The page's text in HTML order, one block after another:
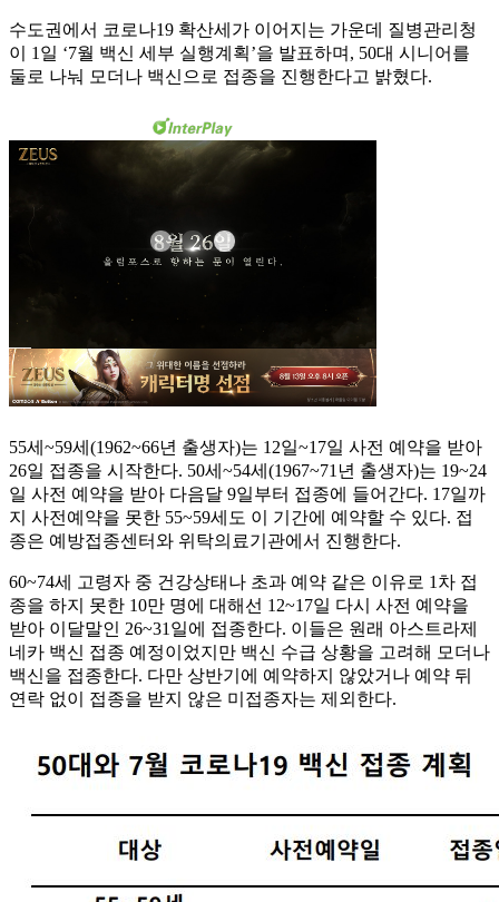
수도권에서 코로나19 확산세가 이어지는 가운데 질병관리청
이 1일 ‘7월 백신 세부 실행계획’을 발표하며, 50대 시니어를
둘로 나눠 모더나 백신으로 접종을 진행한다고 밝혔다.
55세~59세(1962~66년 출생자)는 12일~17일 사전 예약을 받아
26일 접종을 시작한다. 50세~54세(1967~71년 출생자)는 19~24
일 사전 예약을 받아 다음달 9일부터 접종에 들어간다. 17일까
지 사전예약을 못한 55~59세도 이 기간에 예약할 수 있다. 접
종은 예방접종센터와 위탁의료기관에서 진행한다.
60~74세 고령자 중 건강상태나 초과 예약 같은 이유로 1차 접
종을 하지 못한 10만 명에 대해선 12~17일 다시 사전 예약을
받아 이달말인 26~31일에 접종한다. 이들은 원래 아스트라제
네카 백신 접종 예정이었지만 백신 수급 상황을 고려해 모더나
백신을 접종한다. 다만 상반기에 예약하지 않았거나 예약 뒤
연락 없이 접종을 받지 않은 미접종자는 제외한다.